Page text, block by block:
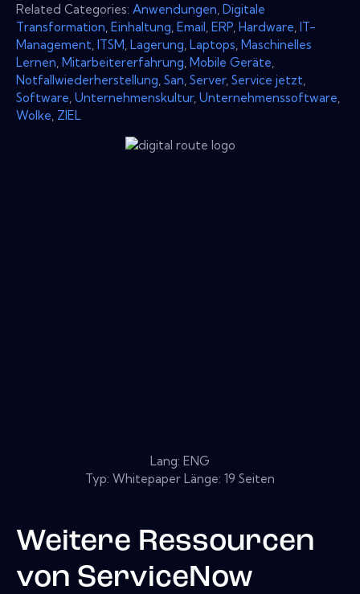
Related Categories: Anwendungen Digitale
Transformation Einhaltung Email ERP Hardware IT-
Management ITSM Lagerung Laptops Maschinelles
Lernen Mitarbeitererfahrung Mobile Geräte
Notfallwiederherstellung San Server, Service jetzt
Software Unternehmenskultur, Unternehmenssoftware
Wolke ZIEL
Lang: ENG
Typ: Whitepaper Länge: 19 Seiten
Weitere Ressourcen
von ServiceNow